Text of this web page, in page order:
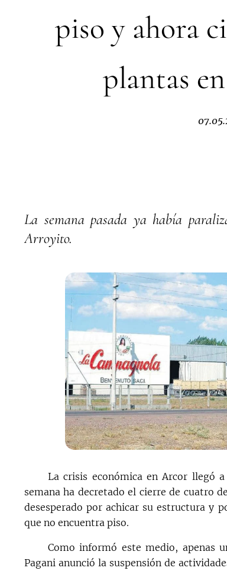
piso y ahora
plantas
La semana pasada ya había
Arroyito.
La crisis económica en Arcor llegó
semana ha decretado el cierre de cuatro
desesperado por achicar su estructura y
que no encuentra piso.
Como informó este medio, apenas
Pagani anunció la suspensión de